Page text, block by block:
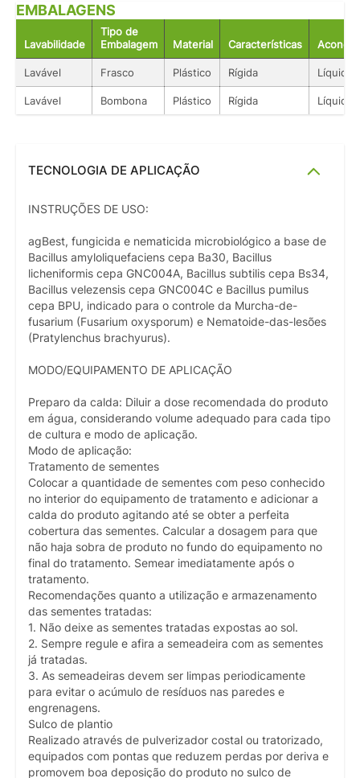
EMBALAGENS
Lavabilidade
Tipo de
Embalagem
Material Características
Lavável Frasco Plástico Rígida Líquido
Lavável Bombona Plástico Rígida Líquido
TECNOLOGIA DE APLICAÇÃO
INSTRUÇÕES DE USO:
agBest, fungicida e nematicida microbiológico a base de
Bacillus amyloliquefaciens cepa Ba30, Bacillus
licheniformis cepa GNC004A, Bacillus subtilis cepa Bs34,
Bacillus velezensis cepa GNC004C e Bacillus pumilus
cepa BPU, indicado para o controle da Murcha-de-
fusarium (Fusarium oxysporum) e Nematoide-das-lesões
(Pratylenchus brachyurus).
MODO/EQUIPAMENTO DE APLICAÇÃO
Preparo da calda: Diluir a dose recomendada do produto
em água, considerando volume adequado para cada tipo
de cultura e modo de aplicação.
Modo de aplicação:
Tratamento de sementes
Colocar a quantidade de sementes com peso conhecido
no interior do equipamento de tratamento e adicionar a
calda do produto agitando até se obter a perfeita
cobertura das sementes. Calcular a dosagem para que
não haja sobra de produto no fundo do equipamento no
final do tratamento. Semear imediatamente após o
tratamento.
Recomendações quanto a utilização e armazenamento
das sementes tratadas:
1. Não deixe as sementes tratadas expostas ao sol.
2. Sempre regule e afira a semeadeira com as sementes
já tratadas.
3. As semeadeiras devem ser limpas periodicamente
para evitar o acúmulo de resíduos nas paredes e
engrenagens.
Sulco de plantio
Realizado através de pulverizador costal ou tratorizado,
equipados com pontas que reduzem perdas por deriva e
promovem boa deposição do produto no sulco de